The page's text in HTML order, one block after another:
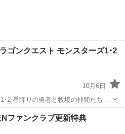
ゴンクエスト モンスターズ1･2
10月6日
2 星降りの勇者と牧場の仲間たち ケ
。 他にも出品しており
にも
ファンクラブ更新特典